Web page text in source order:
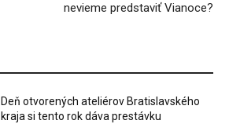
nevieme predstaviť Vianoce?
Deň otvorených ateliérov Bratislavského
kraja si tento rok dáva prestávku